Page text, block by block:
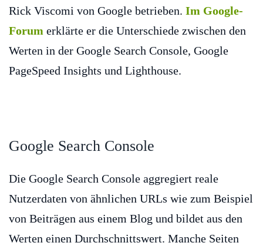
Rick Viscomi von Google betrieben. Im Google-
Forum erklärte er die Unterschiede zwischen den
Werten in der Google Search Console, Google
PageSpeed Insights und Lighthouse.
Google Search Console
Die Google Search Console aggregiert reale
Nutzerdaten von ähnlichen URLs wie zum Beispiel
von Beiträgen aus einem Blog und bildet aus den
Werten einen Durchschnittswert. Manche Seiten